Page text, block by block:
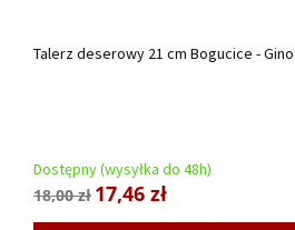
Talerz deserowy 21 cm Bogucice -
Dostępny (wysyłka do 48h)
18,00 zł 17,46 zł